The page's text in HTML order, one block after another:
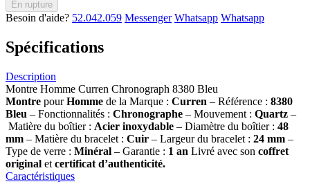
En rupture
Besoin d'aide? 52.042.059 Messenger Whatsapp Whatsapp
Spécifications
Description
Montre Homme Curren Chronograph 8380 Bleu
Montre pourHomme de la Marque : Curren – Référence : 8380
Bleu – Fonctionnalités : Chronographe – Mouvement : Quartz –
Matière du boîtier : Acier inoxydable – Diamètre du boîtier : 48
mm – Matière du bracelet : Cuir – Largeur du bracelet : 24 mm –
Type de verre : Minéral – Garantie : 1 an Livré avec son coffret
original et certificat d’authenticité.
Caractéristiques